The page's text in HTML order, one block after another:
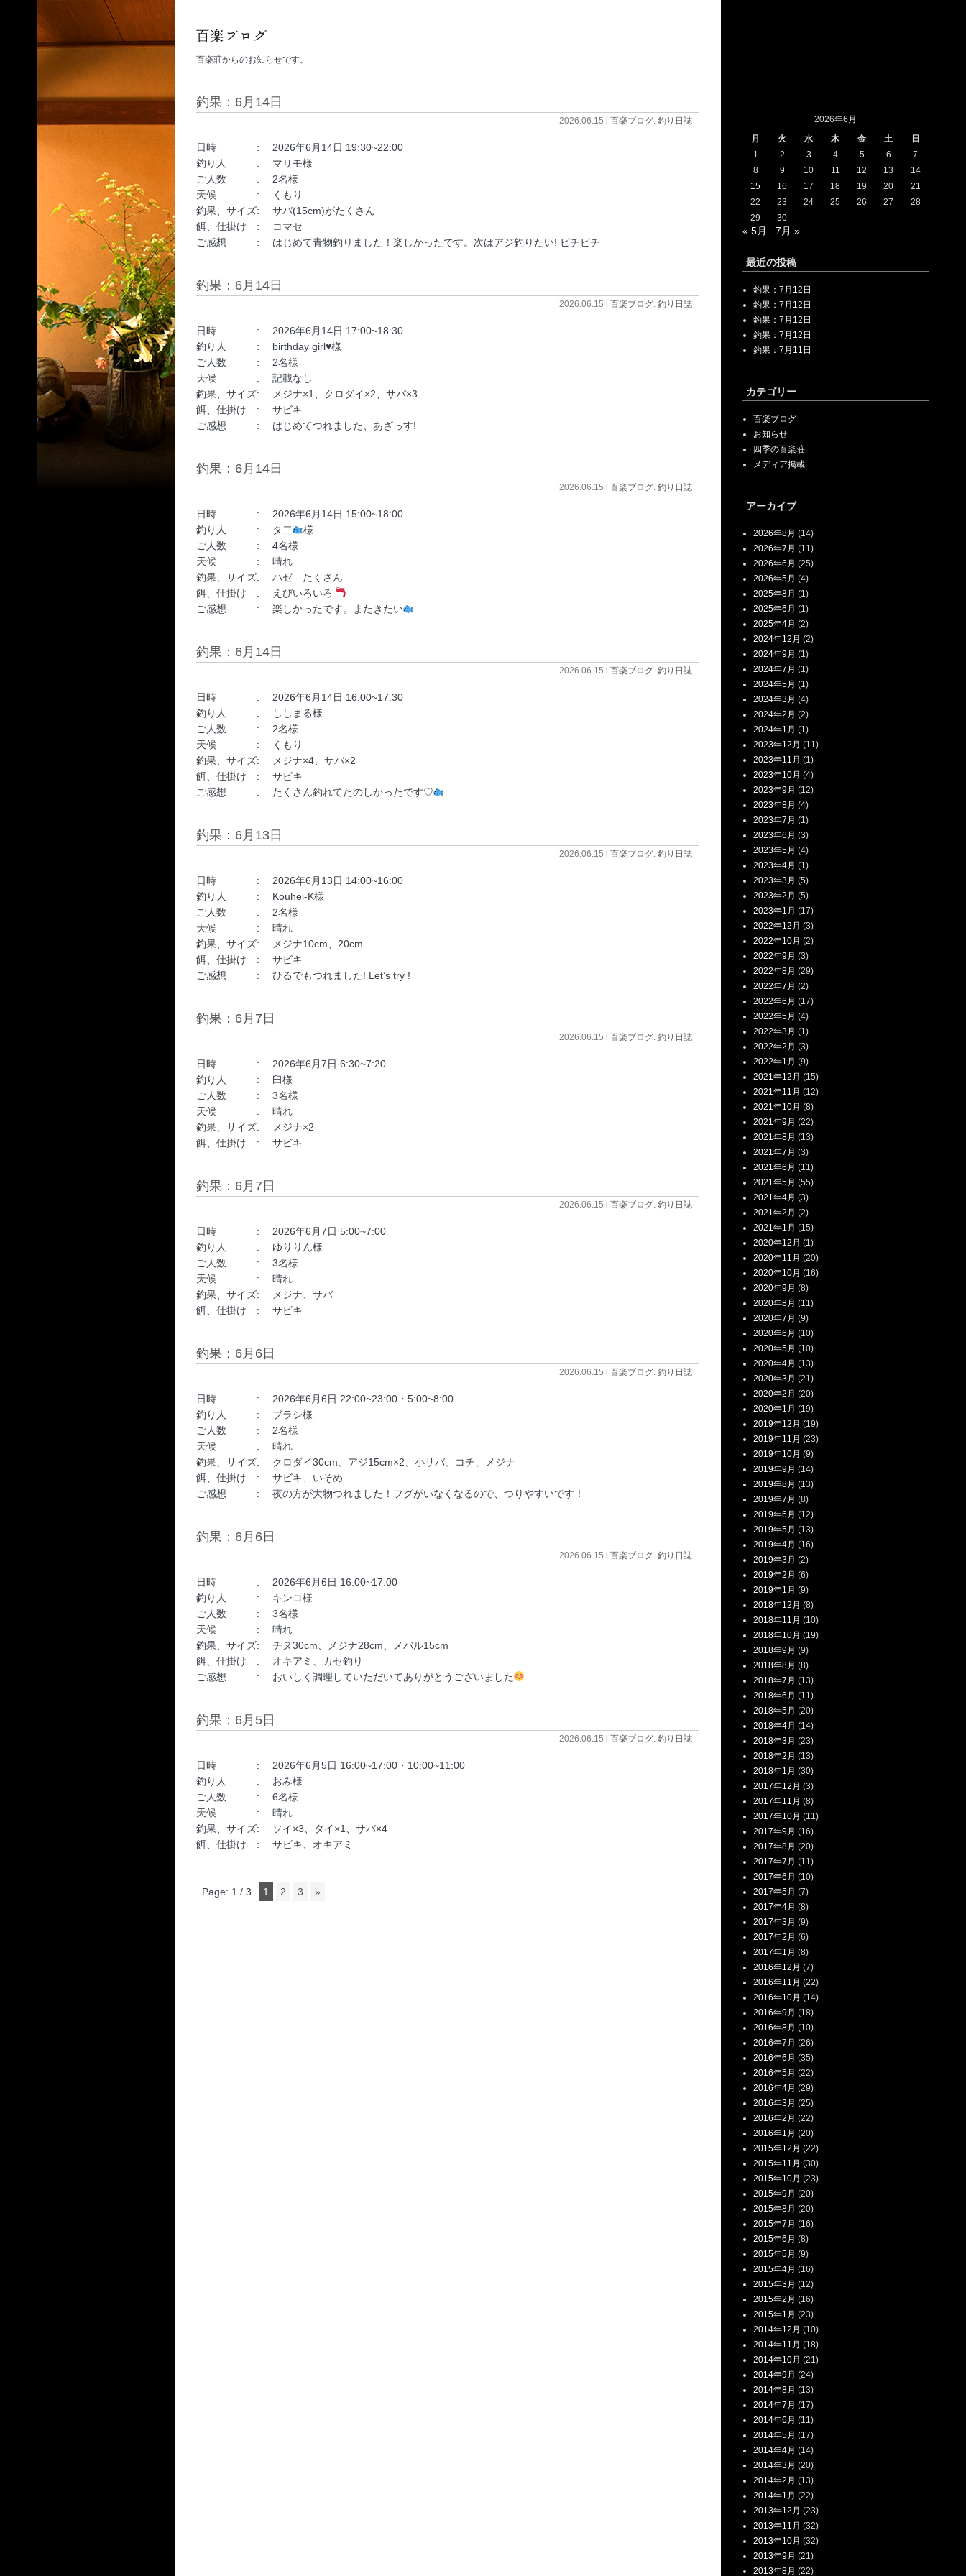
百楽荘からのお知らせです。
釣果：6月14日
2026.06.15 l 百楽ブログ. 釣り日誌
日時 : 2026年6月14日 19:30~22:00
釣り人 : マリモ様
ご人数 : 2名様
天候 : くもり
釣果、サイズ: サバ(15cm)がたくさん
餌、仕掛け : コマセ
ご感想 : はじめて青物釣りました！楽しかったです。次はアジ釣りたい! ビチビチ
釣果：6月14日
2026.06.15 l 百楽ブログ. 釣り日誌
日時 : 2026年6月14日 17:00~18:30
釣り人 : birthday girl♥様
ご人数 : 2名様
天候 : 記載なし
釣果、サイズ: メジナ×1、クロダイ×2、サバ×3
餌、仕掛け : サビキ
ご感想 : はじめてつれました、あざっす!
釣果：6月14日
2026.06.15 l 百楽ブログ. 釣り日誌
日時 : 2026年6月14日 15:00~18:00
釣り人 : タ二
様
ご人数 : 4名様
天候 : 晴れ
釣果、サイズ: ハゼ たくさん
餌、仕掛け : えびいろいろ
ご感想 : 楽しかったです。またきたい
釣果：6月14日
2026.06.15 l 百楽ブログ. 釣り日誌
日時 : 2026年6月14日 16:00~17:30
釣り人 : ししまる様
ご人数 : 2名様
天候 : くもり
釣果、サイズ: メジナ×4、サバ×2
餌、仕掛け : サビキ
ご感想 : たくさん釣れてたのしかったです♡
釣果：6月13日
2026.06.15 l 百楽ブログ. 釣り日誌
日時 : 2026年6月13日 14:00~16:00
釣り人 : Kouhei-K様
ご人数 : 2名様
天候 : 晴れ
釣果、サイズ: メジナ10cm、20cm
餌、仕掛け : サビキ
ご感想 : ひるでもつれました! Let’s try !
釣果：6月7日
2026.06.15 l 百楽ブログ. 釣り日誌
日時 : 2026年6月7日 6:30~7:20
釣り人 : 臼様
ご人数 : 3名様
天候 : 晴れ
釣果、サイズ: メジナ×2
餌、仕掛け : サビキ
釣果：6月7日
2026.06.15 l 百楽ブログ. 釣り日誌
日時 : 2026年6月7日 5:00~7:00
釣り人 : ゆりりん様
ご人数 : 3名様
天候 : 晴れ
釣果、サイズ: メジナ、サバ
餌、仕掛け : サビキ
釣果：6月6日
2026.06.15 l 百楽ブログ. 釣り日誌
日時 : 2026年6月6日 22:00~23:00・5:00~8:00
釣り人 : ブラシ様
ご人数 : 2名様
天候 : 晴れ
釣果、サイズ: クロダイ30cm、アジ15cm×2、小サバ、コチ、メジナ
餌、仕掛け : サビキ、いそめ
ご感想 : 夜の方が大物つれました！フグがいなくなるので、つりやすいです！
釣果：6月6日
2026.06.15 l 百楽ブログ. 釣り日誌
日時 : 2026年6月6日 16:00~17:00
釣り人 : キンコ様
ご人数 : 3名様
天候 : 晴れ
釣果、サイズ: チヌ30cm、メジナ28cm、メバル15cm
餌、仕掛け : オキアミ、カセ釣り
ご感想 : おいしく調理していただいてありがとうございました
釣果：6月5日
2026.06.15 l 百楽ブログ. 釣り日誌
日時 : 2026年6月5日 16:00~17:00・10:00~11:00
釣り人 : おみ様
ご人数 : 6名様
天候 : 晴れ.
釣果、サイズ: ソイ×3、タイ×1、サバ×4
餌、仕掛け : サビキ、オキアミ
Page: 1 / 3 1 2 3 »
2026年6月
月
火 水 木 金 土
日
1
2 3 4 5 6
7
8
9 10 11 12 13
14
15
16 17 18 19 20
21
22
23 24 25 26 27
28
29
30
« 5月 7月 »
最近の投稿
釣果：7月12日
釣果：7月12日
釣果：7月12日
釣果：7月12日
釣果：7月11日
カテゴリー
百楽ブログ
お知らせ
四季の百楽荘
メディア掲載
アーカイブ
2026年8月 (14)
2026年7月 (11)
2026年6月 (25)
2026年5月 (4)
2025年8月 (1)
2025年6月 (1)
2025年4月 (2)
2024年12月 (2)
2024年9月 (1)
2024年7月 (1)
2024年5月 (1)
2024年3月 (4)
2024年2月 (2)
2024年1月 (1)
2023年12月 (11)
2023年11月 (1)
2023年10月 (4)
2023年9月 (12)
2023年8月 (4)
2023年7月 (1)
2023年6月 (3)
2023年5月 (4)
2023年4月 (1)
2023年3月 (5)
2023年2月 (5)
2023年1月 (17)
2022年12月 (3)
2022年10月 (2)
2022年9月 (3)
2022年8月 (29)
2022年7月 (2)
2022年6月 (17)
2022年5月 (4)
2022年3月 (1)
2022年2月 (3)
2022年1月 (9)
2021年12月 (15)
2021年11月 (12)
2021年10月 (8)
2021年9月 (22)
2021年8月 (13)
2021年7月 (3)
2021年6月 (11)
2021年5月 (55)
2021年4月 (3)
2021年2月 (2)
2021年1月 (15)
2020年12月 (1)
2020年11月 (20)
2020年10月 (16)
2020年9月 (8)
2020年8月 (11)
2020年7月 (9)
2020年6月 (10)
2020年5月 (10)
2020年4月 (13)
2020年3月 (21)
2020年2月 (20)
2020年1月 (19)
2019年12月 (19)
2019年11月 (23)
2019年10月 (9)
2019年9月 (14)
2019年8月 (13)
2019年7月 (8)
2019年6月 (12)
2019年5月 (13)
2019年4月 (16)
2019年3月 (2)
2019年2月 (6)
2019年1月 (9)
2018年12月 (8)
2018年11月 (10)
2018年10月 (19)
2018年9月 (9)
2018年8月 (8)
2018年7月 (13)
2018年6月 (11)
2018年5月 (20)
2018年4月 (14)
2018年3月 (23)
2018年2月 (13)
2018年1月 (30)
2017年12月 (3)
2017年11月 (8)
2017年10月 (11)
2017年9月 (16)
2017年8月 (20)
2017年7月 (11)
2017年6月 (10)
2017年5月 (7)
2017年4月 (8)
2017年3月 (9)
2017年2月 (6)
2017年1月 (8)
2016年12月 (7)
2016年11月 (22)
2016年10月 (14)
2016年9月 (18)
2016年8月 (10)
2016年7月 (26)
2016年6月 (35)
2016年5月 (22)
2016年4月 (29)
2016年3月 (25)
2016年2月 (22)
2016年1月 (20)
2015年12月 (22)
2015年11月 (30)
2015年10月 (23)
2015年9月 (20)
2015年8月 (20)
2015年7月 (16)
2015年6月 (8)
2015年5月 (9)
2015年4月 (16)
2015年3月 (12)
2015年2月 (16)
2015年1月 (23)
2014年12月 (10)
2014年11月 (18)
2014年10月 (21)
2014年9月 (24)
2014年8月 (13)
2014年7月 (17)
2014年6月 (11)
2014年5月 (17)
2014年4月 (14)
2014年3月 (20)
2014年2月 (13)
2014年1月 (22)
2013年12月 (23)
2013年11月 (32)
2013年10月 (32)
2013年9月 (21)
2013年8月 (22)